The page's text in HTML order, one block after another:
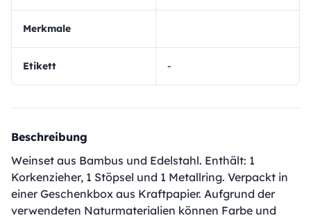
Merkmale
Etikett -
Beschreibung
Weinset aus Bambus und Edelstahl. Enthält: 1
Korkenzieher, 1 Stöpsel und 1 Metallring. Verpackt in
einer Geschenkbox aus Kraftpapier. Aufgrund der
verwendeten Naturmaterialien können Farbe und